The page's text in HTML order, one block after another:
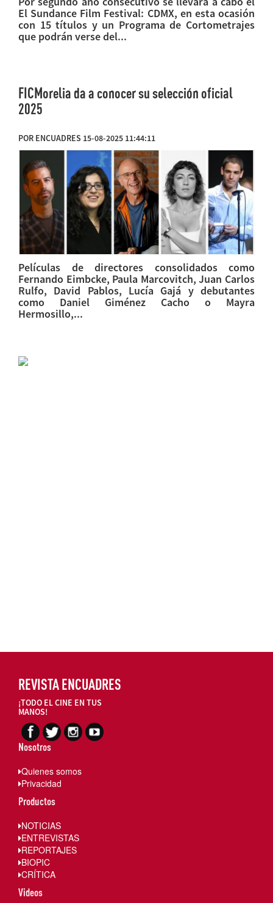
El Sundance Film Festival: CDMX, en esta ocasión
con 15 títulos y un Programa de Cortometrajes
que podrán verse del...
FICMorelia da a conocer su selección oficial
2025
POR ENCUADRES 15-08-2025 11:44:11
Películas de directores consolidados como
Fernando Eimbcke, Paula Marcovitch, Juan Carlos
Rulfo, David Pablos, Lucía Gajá y debutantes
como Daniel Giménez Cacho o Mayra
Hermosillo,...
REVISTA ENCUADRES
¡TODO EL CINE EN TUS
MANOS!
Nosotros
Quienes somos
Privacidad
Productos
NOTICIAS
ENTREVISTAS
REPORTAJES
BIOPIC
CRÍTICA
Videos